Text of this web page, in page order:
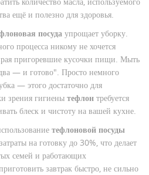
ещё и полезно для здоровья.
посуда упрощает уборку.
процесса никому не хочется
пригоревшие кусочки пищи. Мыть
— и готово". Просто немного
— этого достаточно для
зрения гигиены тефлон требуется
блеск и чистоту на вашей кухне.
тефлоновой посуды
на готовку до 30%, что делает
семей и работающих
завтрак быстро, не сильно